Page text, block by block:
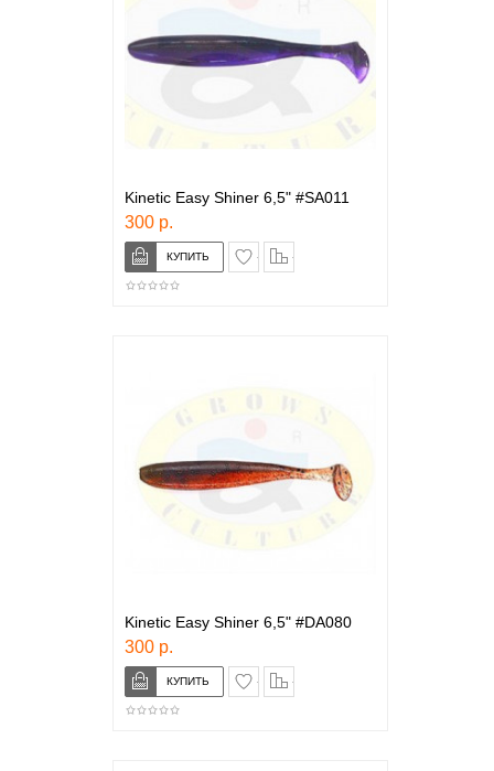
Kinetic Easy Shiner 6,5" #SA011
300 р.
в закладки
Kinetic Easy Shiner 6,5" #DA080
300 р.
в закладки